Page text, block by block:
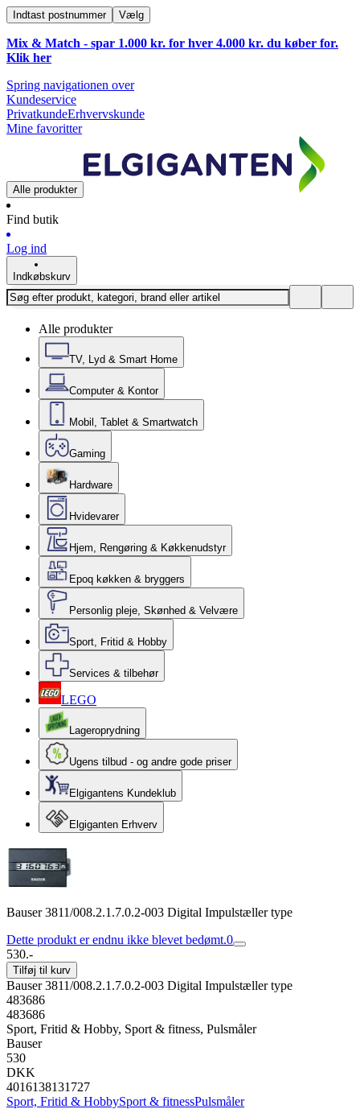
Indtast postnummer Vælg
Mix & Match - spar 1.000 kr. for hver 4.000 kr. du køber for.
Klik her
Spring navigationen over
Kundeservice
PrivatkundeErhvervskunde
Mine favoritter
Alle produkter
Find butik
Log ind
Indkøbskurv
Alle produkter
TV, Lyd & Smart Home
Computer & Kontor
Mobil, Tablet & Smartwatch
Gaming
Hardware
Hvidevarer
Hjem, Rengøring & Køkkenudstyr
Epoq køkken & bryggers
Personlig pleje, Skønhed & Velvære
Sport, Fritid & Hobby
Services & tilbehør
LEGO
Lageroprydning
Ugens tilbud - og andre gode priser
Elgigantens Kundeklub
Elgiganten Erhverv
Bauser 3811/008.2.1.7.0.2-003 Digital Impulstæller type
Dette produkt er endnu ikke blevet bedømt.0
530.-
Tilføj til kurv
Bauser 3811/008.2.1.7.0.2-003 Digital Impulstæller type
483686
483686
Sport, Fritid & Hobby, Sport & fitness, Pulsmåler
Bauser
530
DKK
4016138131727
Sport, Fritid & HobbySport & fitnessPulsmåler